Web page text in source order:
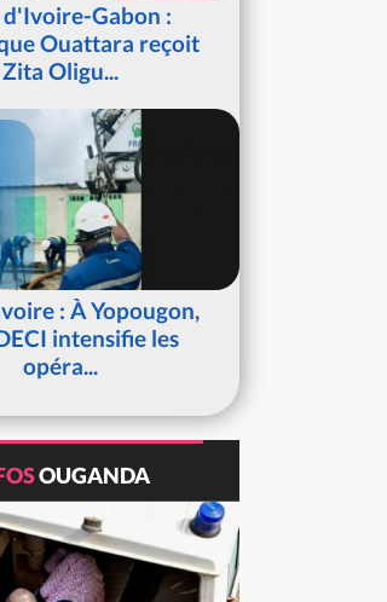
Gabon :
Ouattara reçoit
Zita Oligu...
: À Yopougon,
intensifie les
opéra...
OUGANDA